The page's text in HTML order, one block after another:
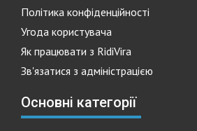
Політика конфіденційності
Угода користувача
Як працювати з RidiVira
Зв'язатися з адміністрацією
Основні категорії